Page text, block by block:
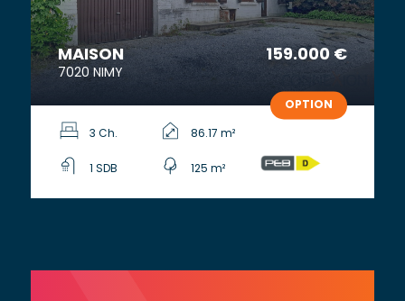
MAISON 159.000 €
7020 NIMY
OPTION
3 Ch. 86.17 m²
1 SDB 125 m²